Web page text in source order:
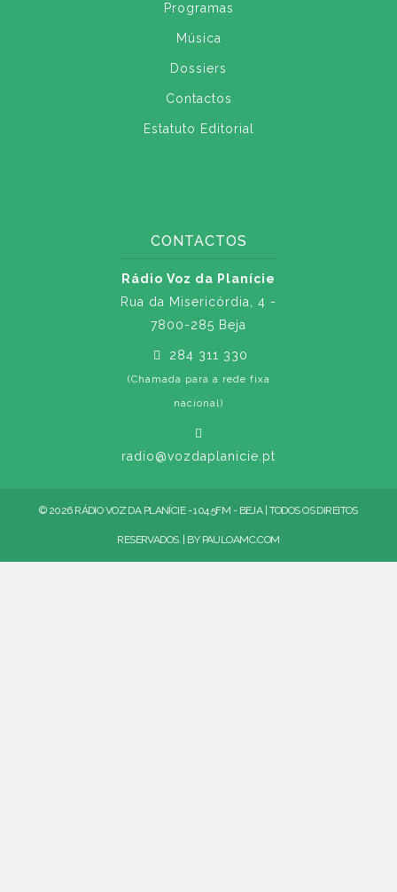
Programas
Música
Dossiers
Contactos
Estatuto Editorial
CONTACTOS
Rádio Voz da Planície
Rua da Misericórdia, 4 -
7800-285 Beja
284 311 330
(Chamada para a rede fixa
nacional)
radio@vozdaplanicie.pt
© 2026 RÁDIO VOZ DA PLANÍCIE - 104.5FM - BEJA | TODOS OS DIREITOS
RESERVADOS. | BY PAULOAMC.COM